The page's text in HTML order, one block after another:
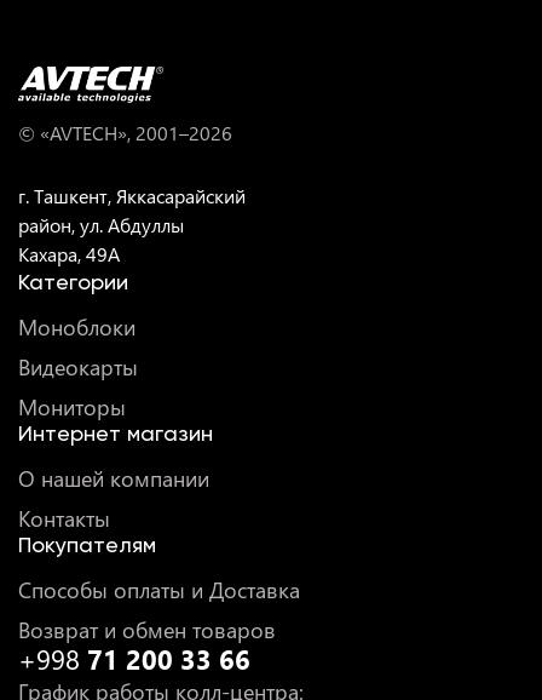
© «AVTECH», 2001–2026
г. Ташкент, Яккасарайский
район, ул. Абдуллы
Кахара, 49A
Категории
Моноблоки
Видеокарты
Мониторы
Интернет магазин
О нашей компании
Контакты
Покупателям
Способы оплаты и Доставка
Возврат и обмен товаров
+998 71 200 33 66
График работы колл-центра: